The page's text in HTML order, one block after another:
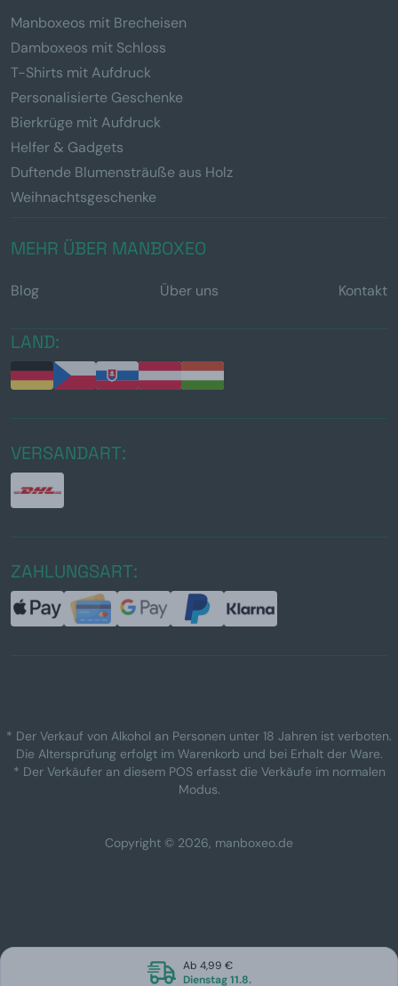
Dienstag 11.8.
Ab 4,99 €
Manboxeos mit Brecheisen
Damboxeos mit Schloss
T-Shirts mit Aufdruck
Personalisierte Geschenke
Bierkrüge mit Aufdruck
Helfer & Gadgets
Duftende Blumensträuße aus Holz
Weihnachtsgeschenke
MEHR ÜBER MANBOXEO
Blog Über uns Kontakt
LAND:
VERSANDART:
ZAHLUNGSART:
* Der Verkauf von Alkohol an Personen unter 18 Jahren ist verboten.
Die Altersprüfung erfolgt im Warenkorb und bei Erhalt der Ware.
* Der Verkäufer an diesem POS erfasst die Verkäufe im normalen
Modus.
Copyright © 2026, manboxeo.de